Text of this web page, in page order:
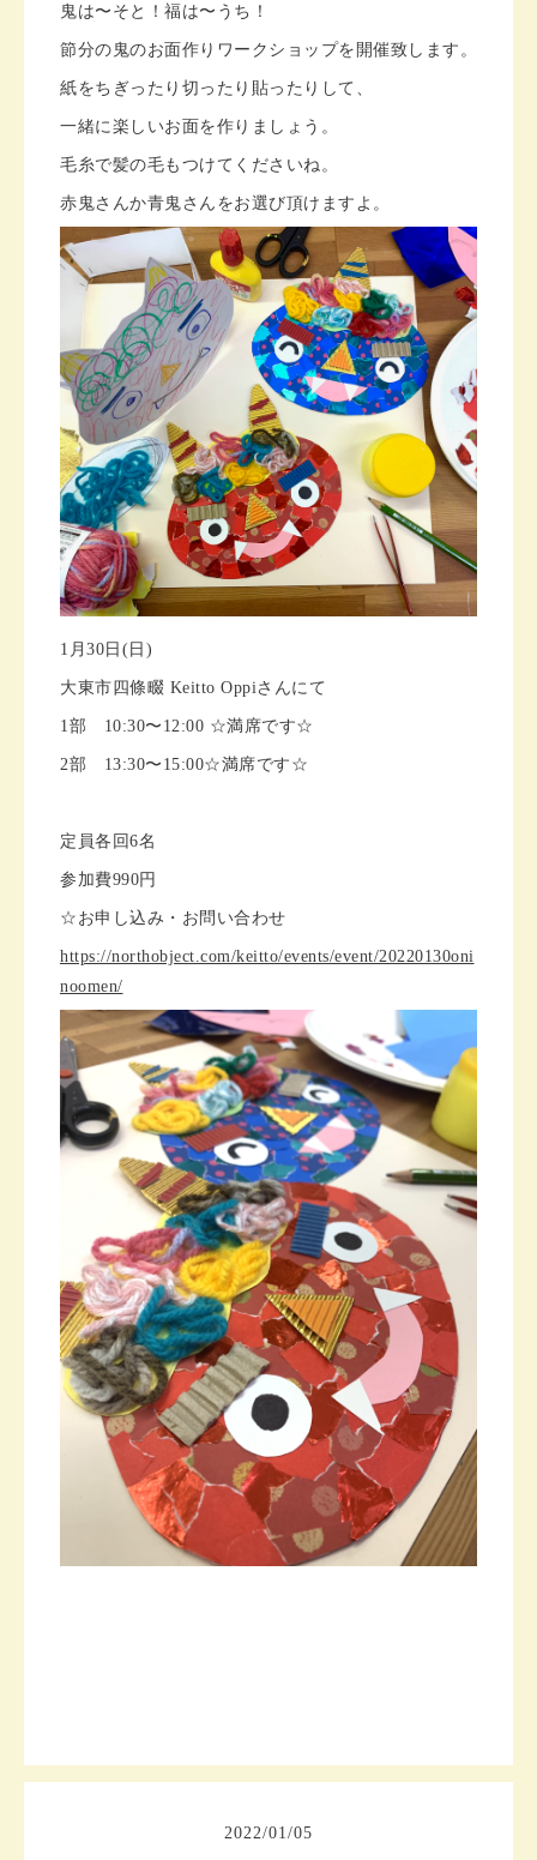
鬼は〜そと！福は〜うち！
節分の鬼のお面作りワークショップを開催致します。
紙をちぎったり切ったり貼ったりして、
一緒に楽しいお面を作りましょう。
毛糸で髪の毛もつけてくださいね。
赤鬼さんか青鬼さんをお選び頂けますよ。
1月30日(日)
大東市四條畷 Keitto Oppiさんにて
1部 10:30〜12:00 ☆満席です☆
2部 13:30〜15:00☆満席です☆
定員各回6名
参加費990円
☆お申し込み・お問い合わせ
https://northobject.com/keitto/events/event/20220130oni
noomen/
2022/01/05